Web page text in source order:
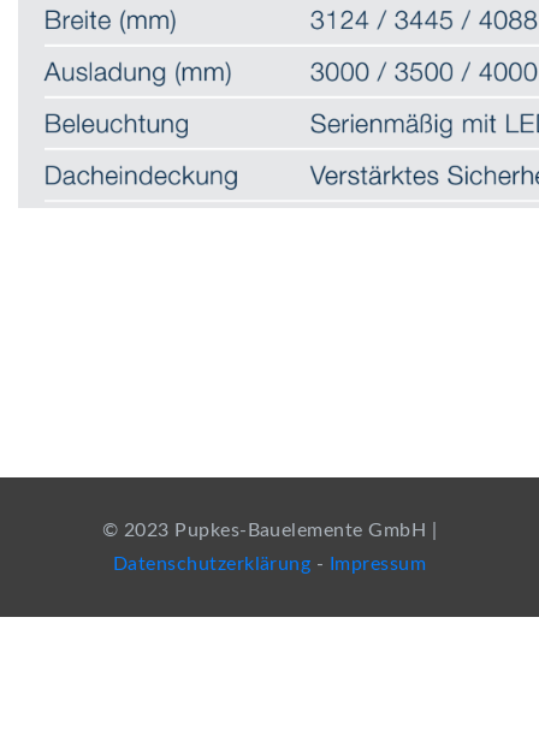
© 2023 Pupkes-Bauelemente GmbH |
Datenschutzerklärung - Impressum